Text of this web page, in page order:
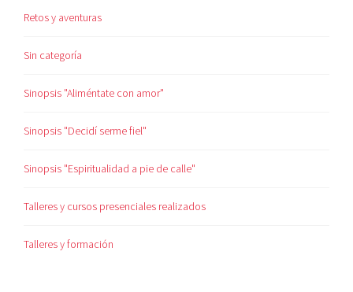
Retos y aventuras
Sin categoría
Sinopsis "Aliméntate con amor"
Sinopsis "Decidí serme fiel"
Sinopsis "Espiritualidad a pie de calle"
Talleres y cursos presenciales realizados
Talleres y formación